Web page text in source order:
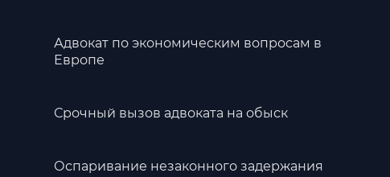
Адвокат по экономическим вопросам в
Европе
Срочный вызов адвоката на обыск
Оспаривание незаконного задержания